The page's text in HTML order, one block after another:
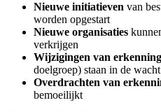
Nieuwe initiatieven van
worden opgestart
Nieuwe organisaties
verkrijgen
Wijzigingen van erkenning
doelgroep) staan in de wacht
Overdrachten van
bemoeilijkt